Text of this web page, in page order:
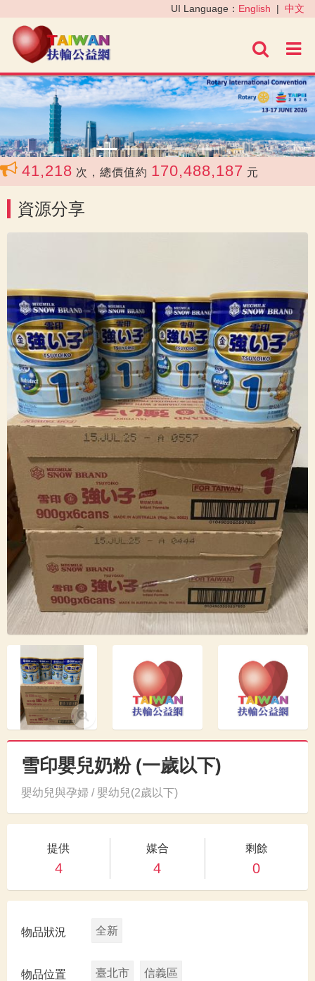
進階
UI Language： English | 中文
‹ ›
41,218 次，總價值約 170,488,187 元
資源分享
雪印嬰兒奶粉 (一歲以下)
嬰幼兒與孕婦 / 嬰幼兒(2歲以下)
提供
4
媒合
4
剩餘
0
物品狀況 全新
物品位置 臺北市 信義區